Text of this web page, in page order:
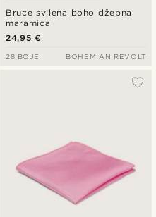
Bruce svilena boho džepna
maramica
24,95 €
28 BOJE BOHEMIAN REVOLT